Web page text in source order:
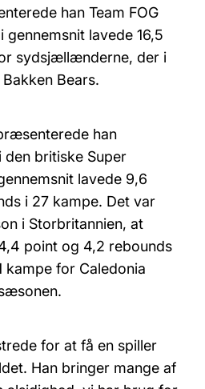
han Team FOG
lavede 16,5
sydsjællænderne, der i
Bears.
han
den britiske Super
lavede 9,6
i 27 kampe. Det var
i Storbritannien, at
point og 4,2 rebounds
kampe for Caledonia
for at få en spiller
Han bringer mange af